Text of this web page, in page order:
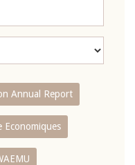
Annual Report
Economiques